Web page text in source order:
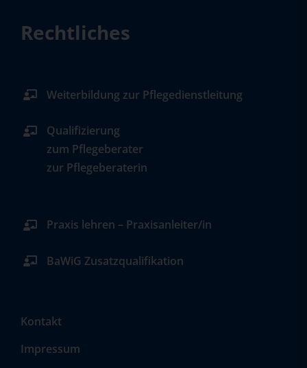
Rechtliches
Weiterbildung zur Pflegedienstleitung
Qualifizierung
zum Pflegeberater
zur Pflegeberaterin
Praxis lehren – Praxisanleiter/in
BaWiG Zusatzqualifikation
Kontakt
Impressum